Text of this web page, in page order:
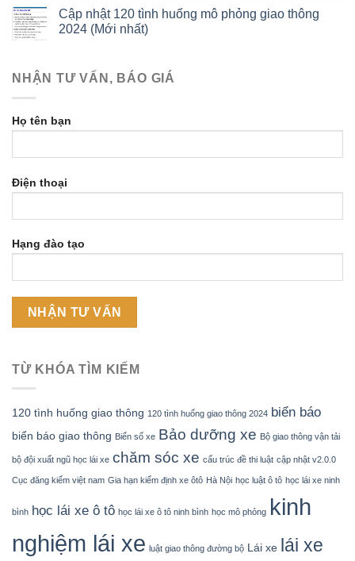
Cập nhật 120 tình huống mô phỏng giao thông
2024 (Mới nhất)
NHẬN TƯ VẤN, BÁO GIÁ
Họ tên bạn
Điện thoại
Hạng đào tạo
TỪ KHÓA TÌM KIẾM
120 tình huống giao thông 120 tình huống giao thông 2024 biển báo
biển báo giao thông Biển số xe Bảo dưỡng xe Bộ giao thông vận tải
bộ đội xuất ngũ học lái xe chăm sóc xe cấu trúc đề thi luật cập nhật v2.0.0
Cục đăng kiểm việt nam Gia hạn kiểm định xe ôtô Hà Nội học luật ô tô học lái xe ninh
bình học lái xe ô tô học lái xe ô tô ninh bình học mô phỏng kinh
nghiệm lái xe luật giao thông đường bộ Lái xe
lái xe